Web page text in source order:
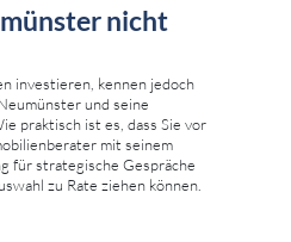
nicht
investieren, kennen jedoch
und seine
praktisch ist es, dass Sie vor
mit seinem
für strategische Gespräche
zu Rate ziehen können.